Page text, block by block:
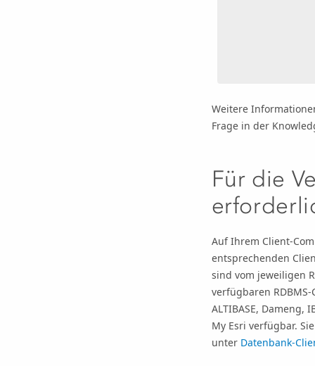
Weitere
Frage in der
Für die
Auf Ihrem Client-
entsprechenden
sind vom jeweiligen
verfügbaren
ALTIBASE, Dameng,
My Esri verfügbar.
unter Datenbank-